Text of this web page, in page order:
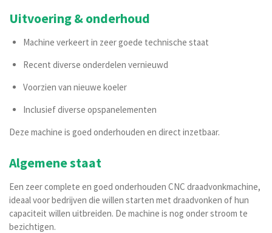
Uitvoering & onderhoud
Machine verkeert in zeer goede technische staat
Recent diverse onderdelen vernieuwd
Voorzien van nieuwe koeler
Inclusief diverse opspanelementen
Deze machine is goed onderhouden en direct inzetbaar.
Algemene staat
Een zeer complete en goed onderhouden CNC draadvonkmachine,
ideaal voor bedrijven die willen starten met draadvonken of hun
capaciteit willen uitbreiden. De machine is nog onder stroom te
bezichtigen.